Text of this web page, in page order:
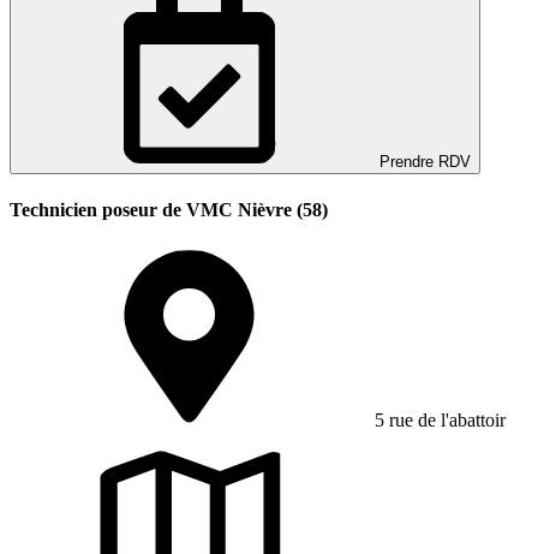
Prendre RDV
Technicien poseur de VMC Nièvre (58)
5 rue de l'abattoir